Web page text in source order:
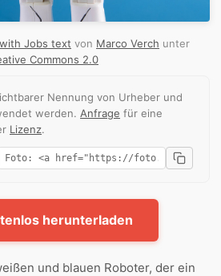
Jobs text von Marco Verch unter
Commons 2.0
Nennung von Urheber und
werden. Anfrage für eine
Lizenz.
herunterladen
und blauen Roboter, der ein